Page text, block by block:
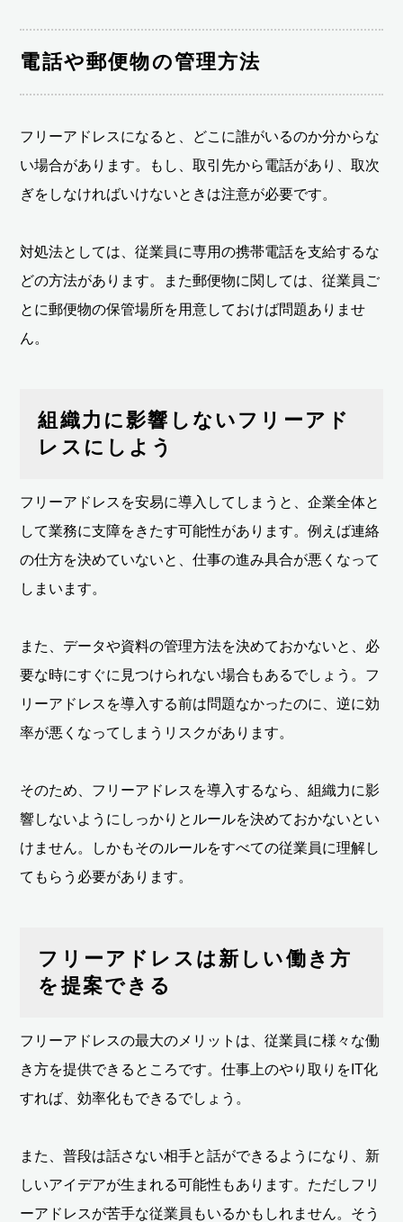
電話や郵便物の管理方法
フリーアドレスになると、どこに誰がいるのか分からな
い場合があります。もし、取引先から電話があり、取次
ぎをしなければいけないときは注意が必要です。
対処法としては、従業員に専用の携帯電話を支給するな
どの方法があります。また郵便物に関しては、従業員ご
とに郵便物の保管場所を用意しておけば問題ありませ
ん。
組織力に影響しないフリーアド
レスにしよう
フリーアドレスを安易に導入してしまうと、企業全体と
して業務に支障をきたす可能性があります。例えば連絡
の仕方を決めていないと、仕事の進み具合が悪くなって
しまいます。
また、データや資料の管理方法を決めておかないと、必
要な時にすぐに見つけられない場合もあるでしょう。フ
リーアドレスを導入する前は問題なかったのに、逆に効
率が悪くなってしまうリスクがあります。
そのため、フリーアドレスを導入するなら、組織力に影
響しないようにしっかりとルールを決めておかないとい
けません。しかもそのルールをすべての従業員に理解し
てもらう必要があります。
フリーアドレスは新しい働き方
を提案できる
フリーアドレスの最大のメリットは、従業員に様々な働
き方を提供できるところです。仕事上のやり取りをIT化
すれば、効率化もできるでしょう。
また、普段は話さない相手と話ができるようになり、新
しいアイデアが生まれる可能性もあります。ただしフリ
ーアドレスが苦手な従業員もいるかもしれません。そう